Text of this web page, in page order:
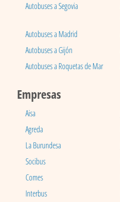
Autobuses a Segovia
Autobuses a Madrid
Autobuses a Gijón
Autobuses a Roquetas de Mar
Empresas
Aisa
Agreda
La Burundesa
Socibus
Comes
Interbus